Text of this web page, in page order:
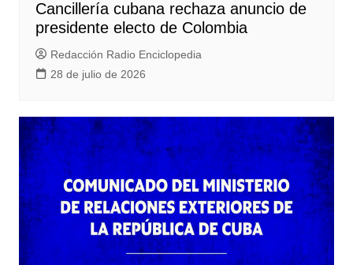
Cancillería cubana rechaza anuncio de
presidente electo de Colombia
Redacción Radio Enciclopedia
28 de julio de 2026